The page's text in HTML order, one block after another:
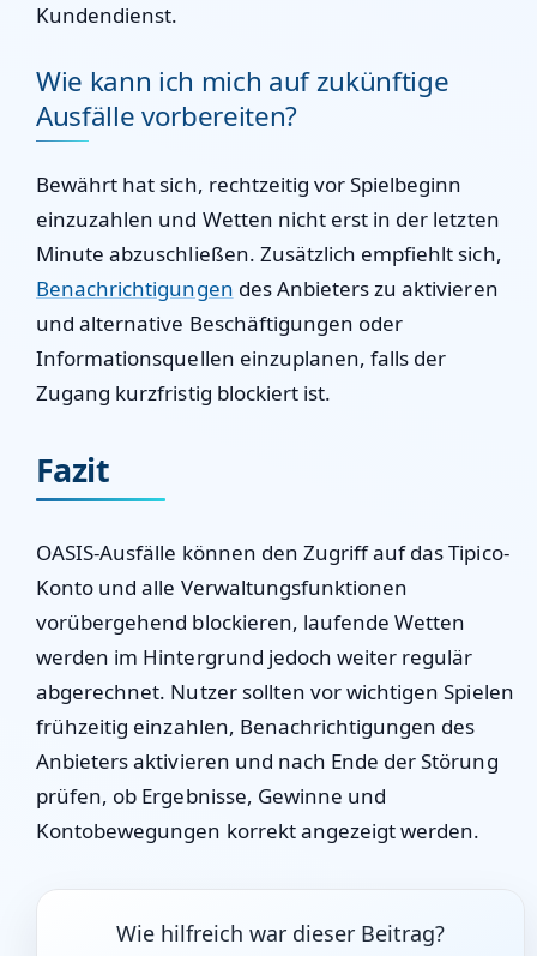
Kundendienst.
Wie kann ich mich auf zukünftige
Ausfälle vorbereiten?
Bewährt hat sich, rechtzeitig vor Spielbeginn
einzuzahlen und Wetten nicht erst in der letzten
Minute abzuschließen. Zusätzlich empfiehlt sich,
Benachrichtigungen des Anbieters zu aktivieren
und alternative Beschäftigungen oder
Informationsquellen einzuplanen, falls der
Zugang kurzfristig blockiert ist.
Fazit
OASIS-Ausfälle können den Zugriff auf das Tipico-
Konto und alle Verwaltungsfunktionen
vorübergehend blockieren, laufende Wetten
werden im Hintergrund jedoch weiter regulär
abgerechnet. Nutzer sollten vor wichtigen Spielen
frühzeitig einzahlen, Benachrichtigungen des
Anbieters aktivieren und nach Ende der Störung
prüfen, ob Ergebnisse, Gewinne und
Kontobewegungen korrekt angezeigt werden.
Wie hilfreich war dieser Beitrag?